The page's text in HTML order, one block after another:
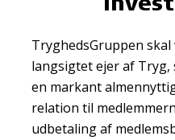
TryghedsGruppen
langsigtet ejer af Tryg,
en markant
relation til
udbetaling af